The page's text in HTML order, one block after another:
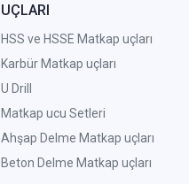
UÇLARI
HSS ve HSSE Matkap uçları
Karbür Matkap uçları
U Drill
Matkap ucu Setleri
Ahşap Delme Matkap uçları
Beton Delme Matkap uçları